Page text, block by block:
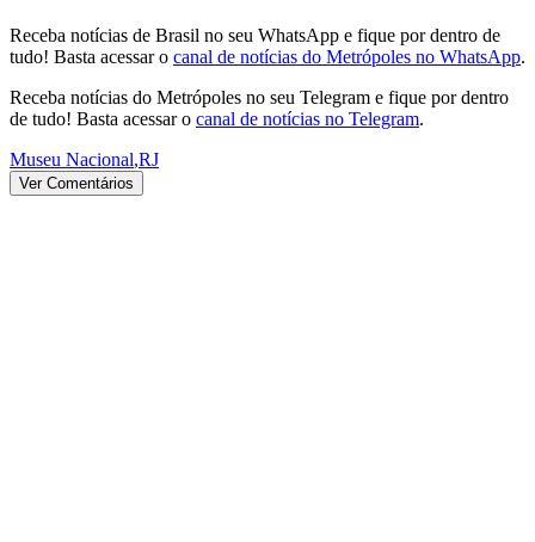
Receba notícias de Brasil no seu WhatsApp e fique por dentro de
tudo! Basta acessar o canal de notícias do Metrópoles no WhatsApp.
Receba notícias do Metrópoles no seu Telegram e fique por dentro
de tudo! Basta acessar o canal de notícias no Telegram.
Museu Nacional,RJ
Ver Comentários